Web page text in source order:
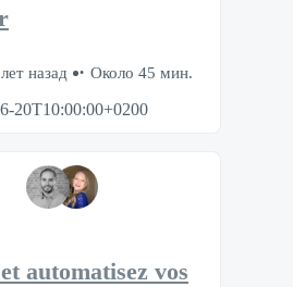
назад
Около 45 мин.
20T10:00:00+0200
automatisez vos